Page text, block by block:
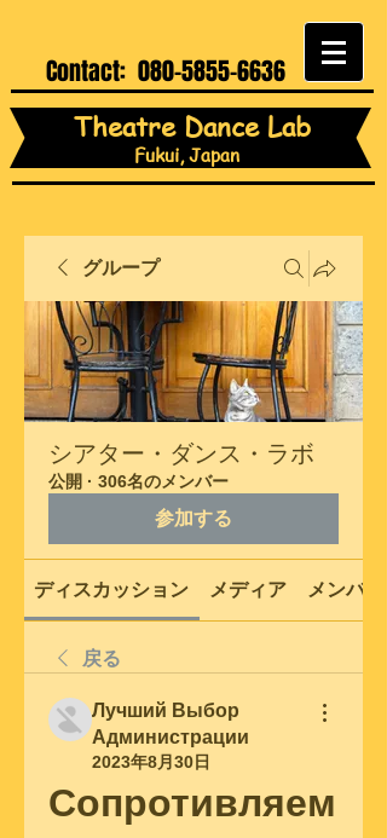
Contact: 080-5855-6636
Theatre Dance Lab
Fukui, Japan
グループ
シアター・ダンス・ラボ
公開 · 306名のメンバー
参加する
ディスカッション メディア メンバー
戻る
Лучший Выбор
Администрации
2023年8月30日
Сопротивляем